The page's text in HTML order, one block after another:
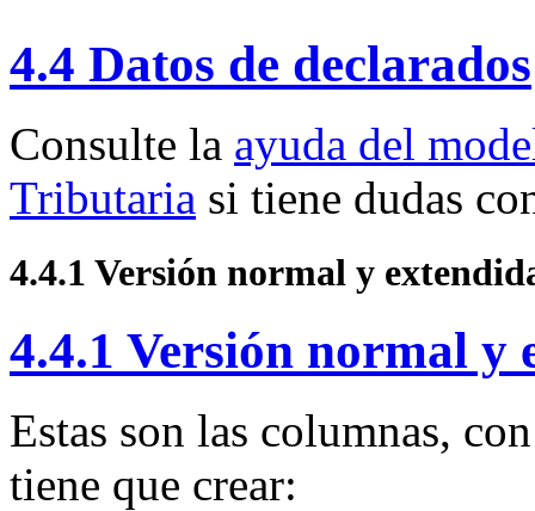
4.4 Datos de declarados
Consulte la ayuda del
Tributaria si tiene dudas
4.4.1 Versión normal y
4.4.1 Versión normal y
Estas son las columnas,
tiene que crear: